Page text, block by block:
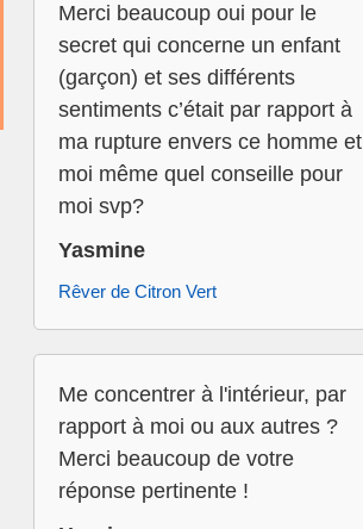
Merci beaucoup oui pour le
secret qui concerne un enfant
(garçon) et ses différents
sentiments c’était par rapport à
ma rupture envers ce homme et
moi même quel conseille pour
moi svp?
Yasmine
Rêver de Citron Vert
Me concentrer à l'intérieur, par
rapport à moi ou aux autres ?
Merci beaucoup de votre
réponse pertinente !